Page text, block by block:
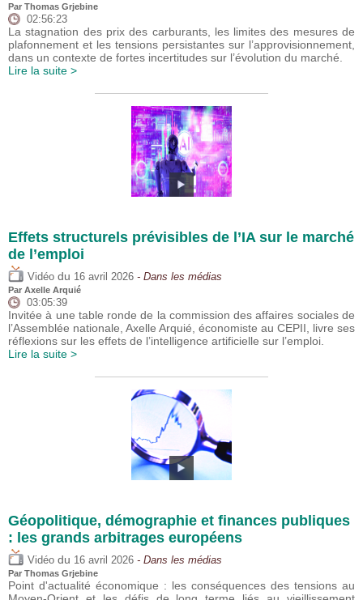
Par Thomas Grjebine
02:56:23
La stagnation des prix des carburants, les limites des mesures de
plafonnement et les tensions persistantes sur l’approvisionnement,
dans un contexte de fortes incertitudes sur l’évolution du marché.
Lire la suite >
Effets structurels prévisibles de l’IA sur le marché
de l’emploi
Vidéo du 16 avril 2026 - Dans les médias
Par Axelle Arquié
03:05:39
Invitée à une table ronde de la commission des affaires sociales de
l’Assemblée nationale, Axelle Arquié, économiste au CEPII, livre ses
réflexions sur les effets de l’intelligence artificielle sur l’emploi.
Lire la suite >
Géopolitique, démographie et finances publiques
: les grands arbitrages européens
Vidéo du 16 avril 2026 - Dans les médias
Par Thomas Grjebine
Point d'actualité économique : les conséquences des tensions au